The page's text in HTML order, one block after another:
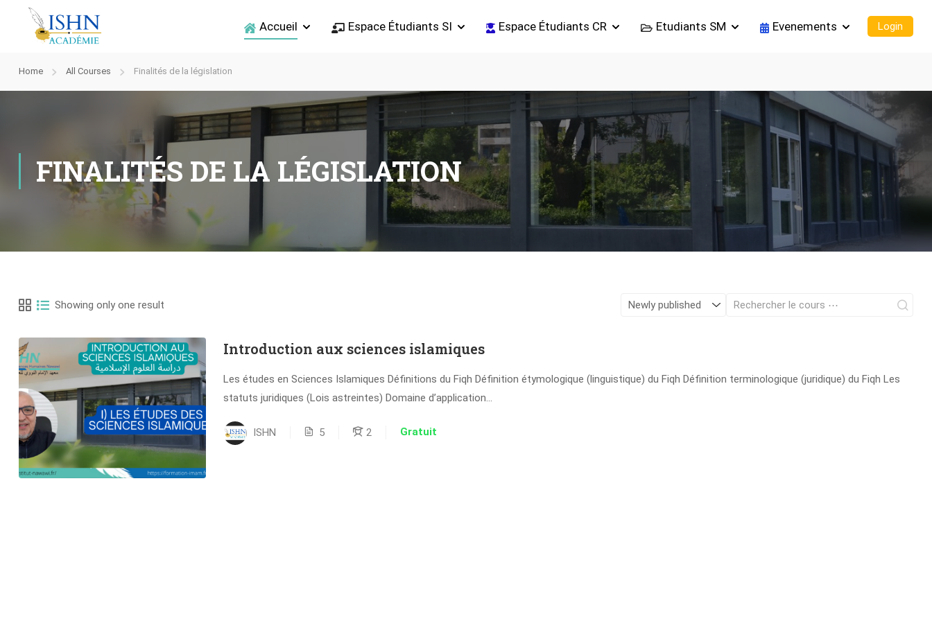
Accueil Espace Étudiants SI Espace Étudiants CR Etudiants SM Evenements Login
Home All Courses Finalités de la législation
FINALITÉS DE LA LÉGISLATION
Showing only one result
Introduction aux sciences islamiques
Les études en Sciences Islamiques Définitions du Fiqh Définition étymologique (linguistique) du Fiqh Définition terminologique (juridique) du Fiqh Les
statuts juridiques (Lois astreintes) Domaine d’application...
ISHN 5 2 Gratuit